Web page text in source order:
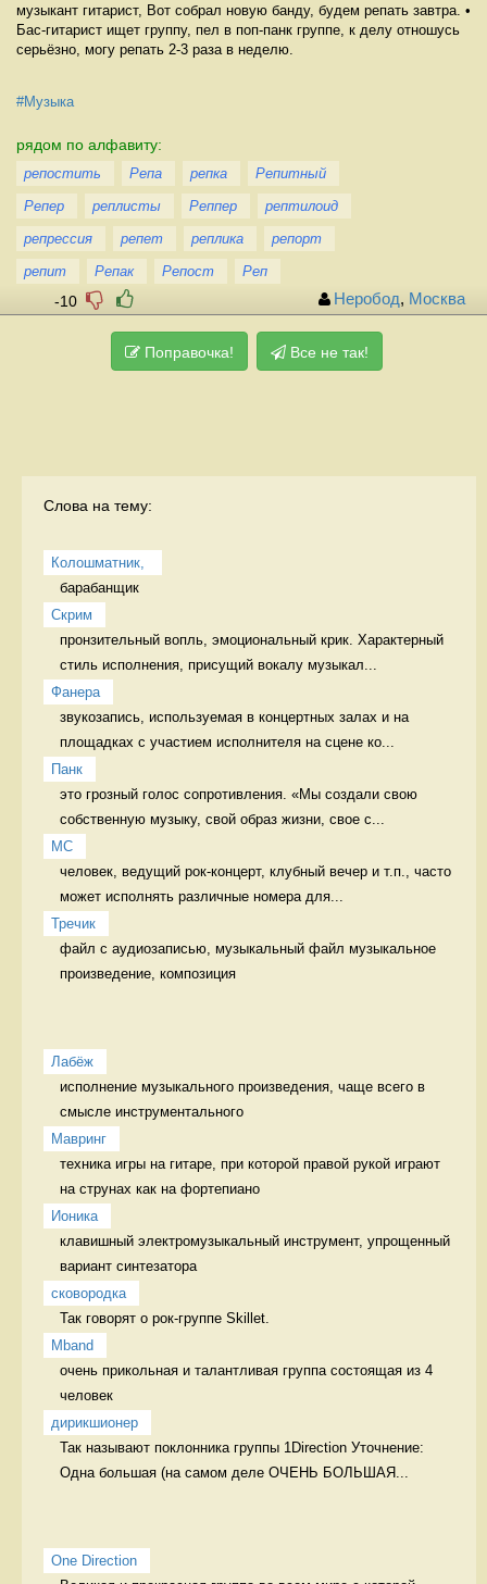
музыкант гитарист, Вот собрал новую банду, будем репать завтра. •
Бас-гитарист ищет группу, пел в поп-панк группе, к делу отношусь
серьёзно, могу репать 2-3 раза в неделю.
#Музыка
рядом по алфавиту:
репостить Репа репка
Репитный
Репер
реплисты Реппер
рептилоид
репрессия
репет реплика
репорт
репит
Репак Репост Реп
-10 Неробод, Москва
Поправочка! Все не так!
Слова на тему:
Колошматник,
барабанщик
Скрим
пронзительный вопль, эмоциональный крик. Характерный
стиль исполнения, присущий вокалу музыкал...
Фанера
звукозапись, используемая в концертных залах и на
площадках с участием исполнителя на сцене ко...
Панк
это грозный голос сопротивления. «Мы создали свою
собственную музыку, свой образ жизни, свое с...
MC
человек, ведущий рок-концерт, клубный вечер и т.п., часто
может исполнять различные номера для...
Тречик
файл с аудиозаписью, музыкальный файл музыкальное
произведение, композиция
Лабёж
исполнение музыкального произведения, чаще всего в
смысле инструментального
Мавринг
техника игры на гитаре, при которой правой рукой играют
на струнах как на фортепиано
Ионика
клавишный электромузыкальный инструмент, упрощенный
вариант синтезатора
сковородка
Так говорят о рок-группе Skillet.
Mband
очень прикольная и талантливая группа состоящая из 4
человек
дирикшионер
Так называют поклонника группы 1Direction Уточнение:
Одна большая (на самом деле ОЧЕНЬ БОЛЬШАЯ...
One Direction